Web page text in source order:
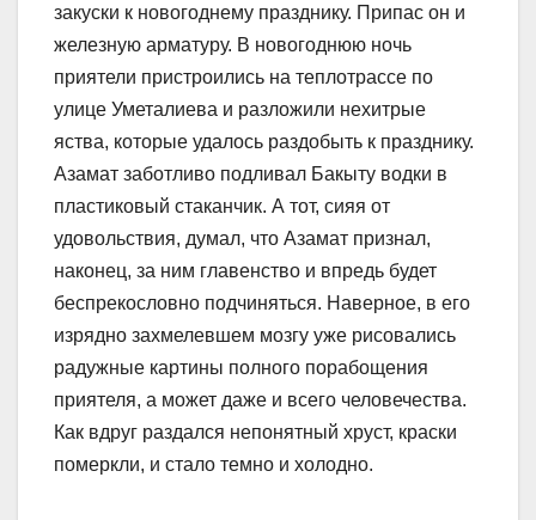
закуски к новогоднему празднику. Припас он и
железную арматуру. В новогоднюю ночь
приятели пристроились на теплотрассе по
улице Уметалиева и разложили нехитрые
яства, которые удалось раздобыть к празднику.
Азамат заботливо подливал Бакыту водки в
пластиковый стаканчик. А тот, сияя от
удовольствия, думал, что Азамат признал,
наконец, за ним главенство и впредь будет
беспрекословно подчиняться. Наверное, в его
изрядно захмелевшем мозгу уже рисовались
радужные картины полного порабощения
приятеля, а может даже и всего человечества.
Как вдруг раздался непонятный хруст, краски
померкли, и стало темно и холодно.